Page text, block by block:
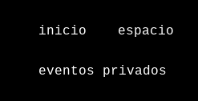
inicio espacio
eventos privados